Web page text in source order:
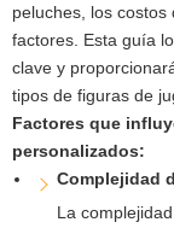
peluches, los
factores. Esta guía
clave y
tipos de figuras de
Factores que
personalizados:
Complejidad
La